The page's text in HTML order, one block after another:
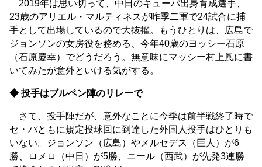
2019年は思い切って、中日のキューバ出身育成選手、
23歳のアリエル・マルティネスが昨季二軍で24試合に捕
手として出場しているので大抜擢。もうひとりは、広島で
ジョンソンの女房役を務める、今年40歳のヨッシー石原
（石原慶幸）でどうだろう。無意味にマッシー村上風に書
いてみたが意外といける気がする。
◆ 投手はブルペン陣のリレーで
さて、投手陣だが、意外なことに今季は前半戦終了時で
セ・パともに規定投球回に到達した外国人投手はひとりも
いない。ジョンソン（広島）やメルセデス（巨人）が6
勝、ロメロ（中日）が5勝、ニール（西武）が先発3連勝